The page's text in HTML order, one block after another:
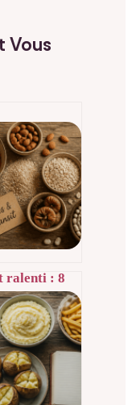
Vous
ralenti : 8
riches en
un
digestif